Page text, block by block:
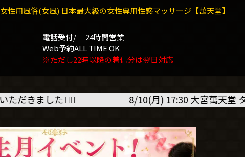
女性用風俗(女風) 日本最大級の女性専用性感マッサージ【萬天堂】
電話受付/ 24時間営業
Web予約ALL TIME OK
※ただし22時以降の着信分は翌日対応
8/10(月) 17:30 大宮萬天堂 タカユキさん＜暑気払